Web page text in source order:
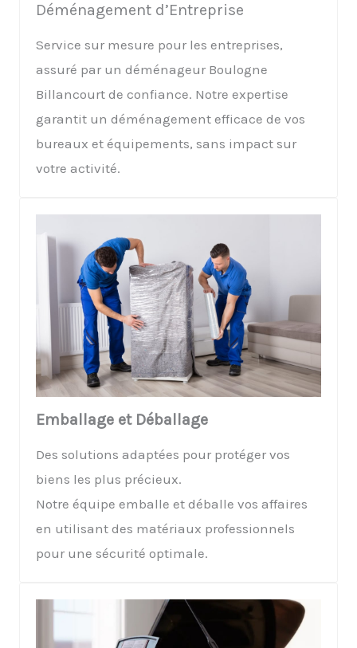
Déménagement d’Entreprise
Service sur mesure pour les entreprises,
assuré par un déménageur Boulogne
Billancourt de confiance. Notre expertise
garantit un déménagement efficace de vos
bureaux et équipements, sans impact sur
votre activité.
Emballage et Déballage
Des solutions adaptées pour protéger vos
biens les plus précieux.
Notre équipe emballe et déballe vos affaires
en utilisant des matériaux professionnels
pour une sécurité optimale.